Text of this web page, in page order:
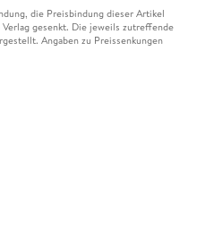
die Preisbindung dieser Artikel
gesenkt. Die jeweils zutreffende
Angaben zu Preissenkungen